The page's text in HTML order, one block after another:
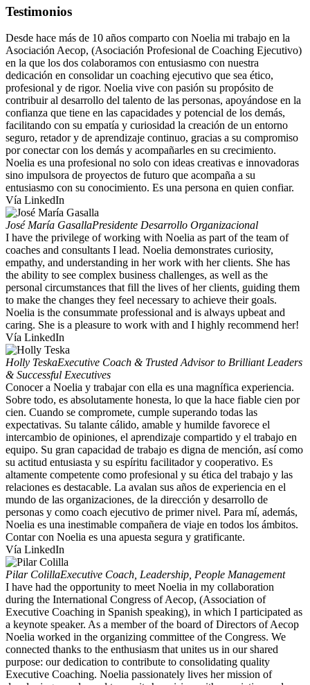
Testimonios
Desde hace más de 10 años comparto con Noelia mi trabajo en la
Asociación Aecop, (Asociación Profesional de Coaching Ejecutivo)
en la que los dos colaboramos con entusiasmo con nuestra
dedicación en consolidar un coaching ejecutivo que sea ético,
profesional y de rigor. Noelia vive con pasión su propósito de
contribuir al desarrollo del talento de las personas, apoyándose en la
confianza que tiene en las capacidades y potencial de los demás,
facilitando con su empatía y curiosidad la creación de un entorno
seguro, retador y de aprendizaje continuo, gracias a su compromiso
por conectar con los demás y acompañarles en su crecimiento.
Noelia es una profesional no solo con ideas creativas e innovadoras
sino impulsora de proyectos de futuro que acompaña a su
entusiasmo con su conocimiento. Es una persona en quien confiar.
Vía LinkedIn
José María GasallaPresidente Desarrollo Organizacional
I have the privilege of working with Noelia as part of the team of
coaches and consultants I lead. Noelia demonstrates curiosity,
empathy, and understanding in her work with her clients. She has
the ability to see complex business challenges, as well as the
personal circumstances that fill the lives of her clients, guiding them
to make the changes they feel necessary to achieve their goals.
Noelia is the consummate professional and is always upbeat and
caring. She is a pleasure to work with and I highly recommend her!
Vía LinkedIn
Holly TeskaExecutive Coach & Trusted Advisor to Brilliant Leaders
& Successful Executives
Conocer a Noelia y trabajar con ella es una magnífica experiencia.
Sobre todo, es absolutamente honesta, lo que la hace fiable cien por
cien. Cuando se compromete, cumple superando todas las
expectativas. Su talante cálido, amable y humilde favorece el
intercambio de opiniones, el aprendizaje compartido y el trabajo en
equipo. Su gran capacidad de trabajo es digna de mención, así como
su actitud entusiasta y su espíritu facilitador y cooperativo. Es
altamente competente como profesional y su ética del trabajo y las
relaciones es destacable. La avalan sus años de experiencia en el
mundo de las organizaciones, de la dirección y desarrollo de
personas y como coach ejecutivo de primer nivel. Para mí, además,
Noelia es una inestimable compañera de viaje en todos los ámbitos.
Contar con Noelia es una apuesta segura y gratificante.
Vía LinkedIn
Pilar ColillaExecutive Coach, Leadership, People Management
I have had the opportunity to meet Noelia in my collaboration
during the International Congress of Aecop, (Association of
Executive Coaching in Spanish speaking), in which I participated as
a keynote speaker. As a member of the board of Directors of Aecop
Noelia worked in the organizing committee of the Congress. We
connected thanks to the enthusiasm that unites us in our shared
purpose: our dedication to contribute to consolidating quality
Executive Coaching. Noelia passionately lives her mission of